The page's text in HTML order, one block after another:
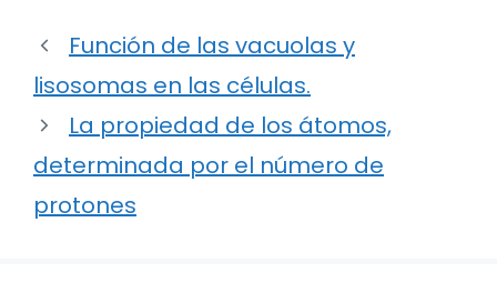
Función de las vacuolas y
lisosomas en las células.
La propiedad de los átomos,
determinada por el número de
protones